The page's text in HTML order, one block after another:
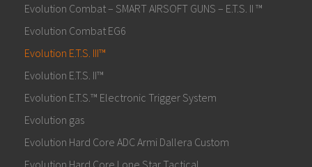
Evolution Combat – SMART AIRSOFT GUNS – E.T.S. II ™
Evolution Combat EG6
Evolution E.T.S. III™
Evolution E.T.S. II™
Evolution E.T.S.™ Electronic Trigger System
Evolution gas
Evolution Hard Core ADC Armi Dallera Custom
Evolution Hard Core Lone Star Tactical